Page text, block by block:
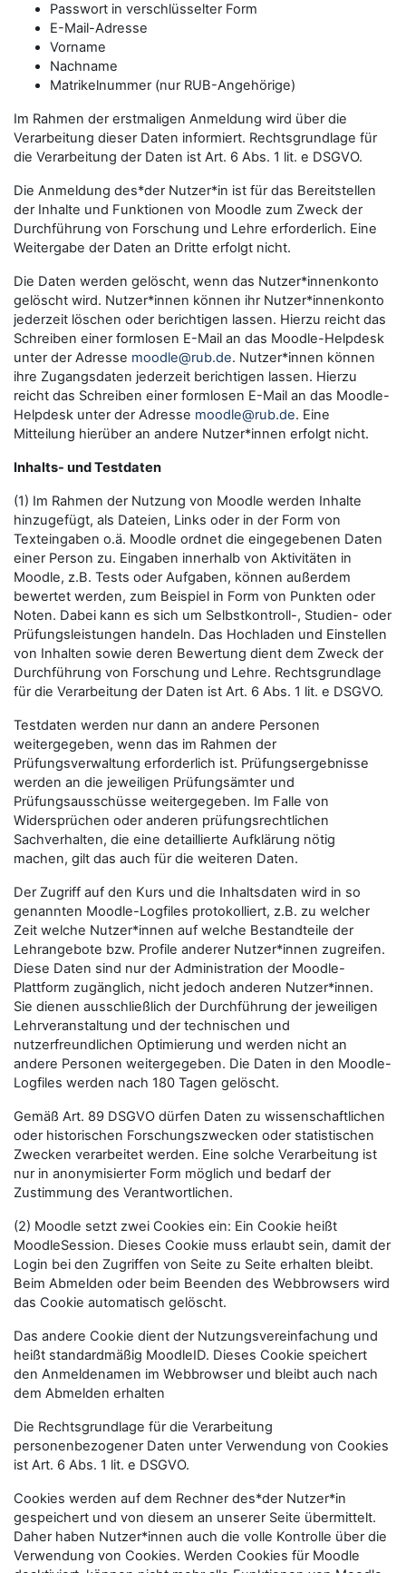
Passwort in verschlüsselter Form
E-Mail-Adresse
Vorname
Nachname
Matrikelnummer (nur RUB-Angehörige)
Im Rahmen der erstmaligen Anmeldung wird über die
Verarbeitung dieser Daten informiert. Rechtsgrundlage für
die Verarbeitung der Daten ist Art. 6 Abs. 1 lit. e DSGVO.
Die Anmeldung des*der Nutzer*in ist für das Bereitstellen
der Inhalte und Funktionen von Moodle zum Zweck der
Durchführung von Forschung und Lehre erforderlich. Eine
Weitergabe der Daten an Dritte erfolgt nicht.
Die Daten werden gelöscht, wenn das Nutzer*innenkonto
gelöscht wird. Nutzer*innen können ihr Nutzer*innenkonto
jederzeit löschen oder berichtigen lassen. Hierzu reicht das
Schreiben einer formlosen E-Mail an das Moodle-Helpdesk
unter der Adresse moodle@rub.de. Nutzer*innen können
ihre Zugangsdaten jederzeit berichtigen lassen. Hierzu
reicht das Schreiben einer formlosen E-Mail an das Moodle-
Helpdesk unter der Adresse moodle@rub.de. Eine
Mitteilung hierüber an andere Nutzer*innen erfolgt nicht.
Inhalts- und Testdaten
(1) Im Rahmen der Nutzung von Moodle werden Inhalte
hinzugefügt, als Dateien, Links oder in der Form von
Texteingaben o.ä. Moodle ordnet die eingegebenen Daten
einer Person zu. Eingaben innerhalb von Aktivitäten in
Moodle, z.B. Tests oder Aufgaben, können außerdem
bewertet werden, zum Beispiel in Form von Punkten oder
Noten. Dabei kann es sich um Selbstkontroll-, Studien- oder
Prüfungsleistungen handeln. Das Hochladen und Einstellen
von Inhalten sowie deren Bewertung dient dem Zweck der
Durchführung von Forschung und Lehre. Rechtsgrundlage
für die Verarbeitung der Daten ist Art. 6 Abs. 1 lit. e DSGVO.
Testdaten werden nur dann an andere Personen
weitergegeben, wenn das im Rahmen der
Prüfungsverwaltung erforderlich ist. Prüfungsergebnisse
werden an die jeweiligen Prüfungsämter und
Prüfungsausschüsse weitergegeben. Im Falle von
Widersprüchen oder anderen prüfungsrechtlichen
Sachverhalten, die eine detaillierte Aufklärung nötig
machen, gilt das auch für die weiteren Daten.
Der Zugriff auf den Kurs und die Inhaltsdaten wird in so
genannten Moodle-Logfiles protokolliert, z.B. zu welcher
Zeit welche Nutzer*innen auf welche Bestandteile der
Lehrangebote bzw. Profile anderer Nutzer*innen zugreifen.
Diese Daten sind nur der Administration der Moodle-
Plattform zugänglich, nicht jedoch anderen Nutzer*innen.
Sie dienen ausschließlich der Durchführung der jeweiligen
Lehrveranstaltung und der technischen und
nutzerfreundlichen Optimierung und werden nicht an
andere Personen weitergegeben. Die Daten in den Moodle-
Logfiles werden nach 180 Tagen gelöscht.
Gemäß Art. 89 DSGVO dürfen Daten zu wissenschaftlichen
oder historischen Forschungszwecken oder statistischen
Zwecken verarbeitet werden. Eine solche Verarbeitung ist
nur in anonymisierter Form möglich und bedarf der
Zustimmung des Verantwortlichen.
(2) Moodle setzt zwei Cookies ein: Ein Cookie heißt
MoodleSession. Dieses Cookie muss erlaubt sein, damit der
Login bei den Zugriffen von Seite zu Seite erhalten bleibt.
Beim Abmelden oder beim Beenden des Webbrowsers wird
das Cookie automatisch gelöscht.
Das andere Cookie dient der Nutzungsvereinfachung und
heißt standardmäßig MoodleID. Dieses Cookie speichert
den Anmeldenamen im Webbrowser und bleibt auch nach
dem Abmelden erhalten
Die Rechtsgrundlage für die Verarbeitung
personenbezogener Daten unter Verwendung von Cookies
ist Art. 6 Abs. 1 lit. e DSGVO.
Cookies werden auf dem Rechner des*der Nutzer*in
gespeichert und von diesem an unserer Seite übermittelt.
Daher haben Nutzer*innen auch die volle Kontrolle über die
Verwendung von Cookies. Werden Cookies für Moodle